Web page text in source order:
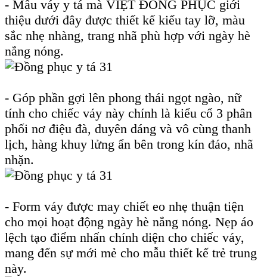
- Mẫu váy y tá mà VIỆT ĐỒNG PHỤC giới
thiệu dưới đây được thiết kế kiểu tay lỡ, màu
sắc nhẹ nhàng, trang nhã phù hợp với ngày hè
nắng nóng.
- Góp phần gợi lên phong thái ngọt ngào, nữ
tính cho chiếc váy này chính là kiểu cổ 3 phân
phối nơ điệu đà, duyên dáng và vô cùng thanh
lịch, hàng khuy lửng ẩn bên trong kín đáo, nhã
nhặn.
- Form váy được may chiết eo nhẹ thuận tiện
cho mọi hoạt động ngày hè nắng nóng. Nẹp áo
lệch tạo điểm nhấn chính diện cho chiếc váy,
mang đến sự mới mẻ cho mẫu thiết kế trẻ trung
này.